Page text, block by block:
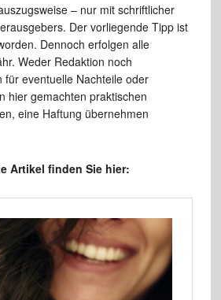
– nur mit schriftlicher
Der vorliegende Tipp ist
Dennoch erfolgen alle
Weder Redaktion noch
für eventuelle Nachteile oder
hier gemachten praktischen
eine Haftung übernehmen
Artikel finden Sie hier: